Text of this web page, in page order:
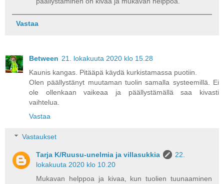
Vastaa
Between 21. lokakuuta 2020 klo 15.28
Kaunis kangas. Pitääpä käydä kurkistamassa puotiin.
Olen päällystänyt muutaman tuolin samalla systeemillä. Ei
ole ollenkaan vaikeaa ja päällystämällä saa kivasti
vaihtelua.
Vastaa
Vastaukset
Tarja K/Ruusu-unelmia ja villasukkia
22.
lokakuuta 2020 klo 10.20
Mukavan helppoa ja kivaa, kun tuolien tuunaaminen